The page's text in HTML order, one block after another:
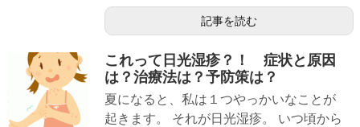
記事を読む
これって日光湿疹？！ 症状と原因
は？治療法は？予防策は？
夏になると、私は１つやっかいなことが
起きます。 それが日光湿疹。 いつ頃から